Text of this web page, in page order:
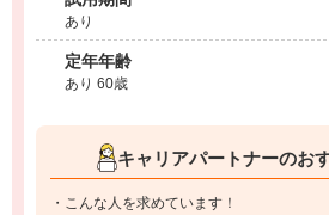
あり
定年年齢
あり 60歳
キャリアパートナーのお
・こんな人を求めています！